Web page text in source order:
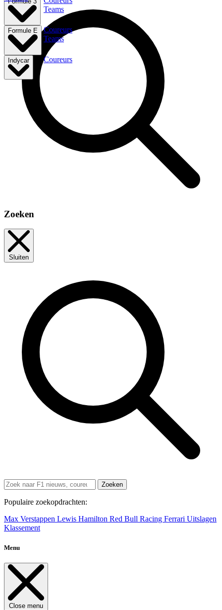
Teams
Formule E
Coureurs
Teams
Indycar Coureurs
Zoeken
Sluiten
Zoeken
Populaire zoekopdrachten:
Max Verstappen Lewis Hamilton Red Bull Racing Ferrari Uitslagen
Klassement
Menu
Close menu